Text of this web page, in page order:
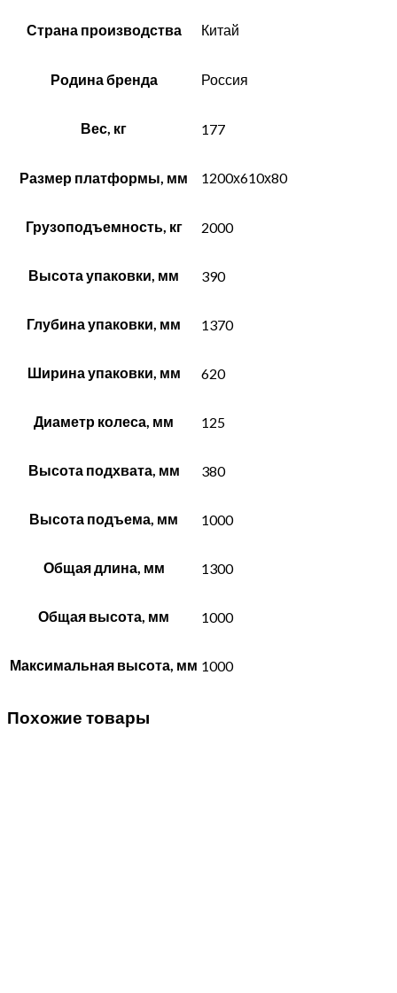
Страна производства Китай
Родина бренда Россия
Вес, кг 177
Размер платформы, мм 1200х610х80
Грузоподъемность, кг 2000
Высота упаковки, мм 390
Глубина упаковки, мм 1370
Ширина упаковки, мм 620
Диаметр колеса, мм 125
Высота подхвата, мм 380
Высота подъема, мм 1000
Общая длина, мм 1300
Общая высота, мм 1000
Максимальная высота, мм 1000
Похожие товары